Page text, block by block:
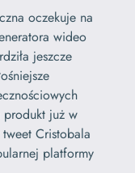
oczekuje na
wideo
jeszcze
produkt już w
Cristobala
platformy